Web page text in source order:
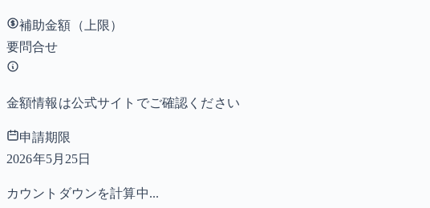
補助金額（上限）
要問合せ
金額情報は公式サイトでご確認ください
申請期限
2026年5月25日
カウントダウンを計算中...